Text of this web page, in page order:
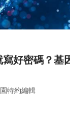
好密碼？基
特約編輯